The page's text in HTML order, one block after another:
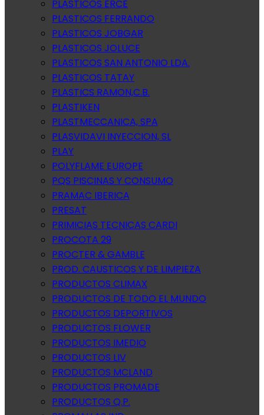
PLASTICOS ERCE
PLASTICOS FERRANDO
PLASTICOS JOBGAR
PLASTICOS JOLUCE
PLASTICOS SAN ANTONIO LDA.
PLASTICOS TATAY
PLASTICS RAMON,C.B.
PLASTIKEN
PLASTMECCANICA, SPA
PLASVIDAVI INYECCION, SL
PLAY
POLYFLAME EUROPE
PQS PISCINAS Y CONSUMO
PRAMAC IBERICA
PRESAT
PRIMICIAS TECNICAS CARDI
PROCOTA 29
PROCTER & GAMBLE
PROD. CAUSTICOS Y DE LIMPIEZA
PRODUCTOS CLIMAX
PRODUCTOS DE TODO EL MUNDO
PRODUCTOS DEPORTIVOS
PRODUCTOS FLOWER
PRODUCTOS IMEDIO
PRODUCTOS LIV
PRODUCTOS MCLAND
PRODUCTOS PROMADE
PRODUCTOS Q.P.